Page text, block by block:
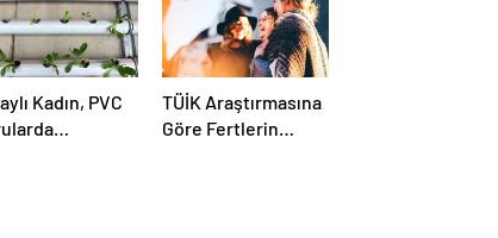
Kadın, PVC
TÜİK Araştırmasına
Göre Fertlerin